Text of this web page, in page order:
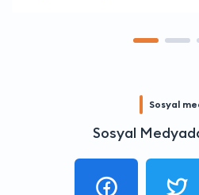
Sosyal
Sosyal